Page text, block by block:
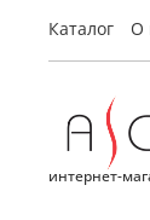
Каталог О
интернет-